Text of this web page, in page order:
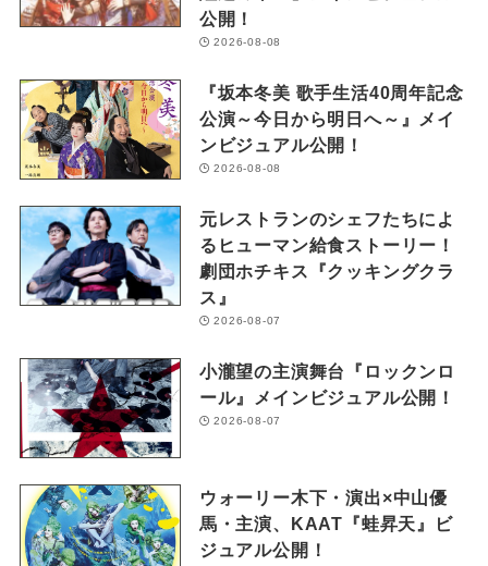
公開！
2026-08-08
『坂本冬美 歌手生活40周年記念
公演～今日から明日へ～』メイ
ンビジュアル公開！
2026-08-08
元レストランのシェフたちによ
るヒューマン給食ストーリー！
劇団ホチキス『クッキングクラ
ス』
2026-08-07
小瀧望の主演舞台『ロックンロ
ール』メインビジュアル公開！
2026-08-07
ウォーリー木下・演出×中山優
馬・主演、KAAT『蛙昇天』ビ
ジュアル公開！